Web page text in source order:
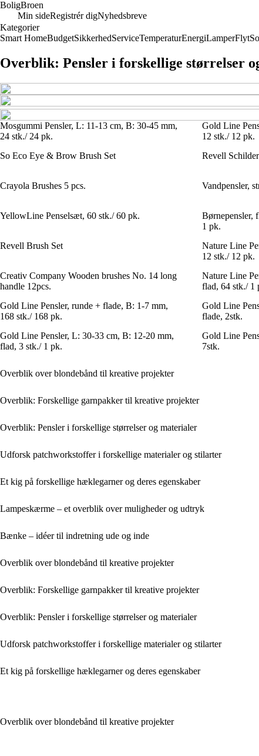
BoligBroen
Min sideRegistrér digNyhedsbreve
Kategorier
Smart HomeBudgetSikkerhedServiceTemperaturEnergiLamperFlyt
Overblik: Pensler i forskellige størrelser
Mosgummi Pensler, L: 11-13 cm, B: 30-45 mm,
24 stk./ 24 pk.
Gold Line
12 stk./ 12 pk.
So Eco Eye & Brow Brush Set
Revell
Crayola Brushes 5 pcs.
Vandpensler,
YellowLine Penselsæt, 60 stk./ 60 pk.
Børnepensler,
1 pk.
Revell Brush Set
Nature Line
12 stk./ 12 pk.
Creativ Company Wooden brushes No. 14 long
handle 12pcs.
Nature Line
flad, 64 stk./ 1
Gold Line Pensler, runde + flade, B: 1-7 mm,
168 stk./ 168 pk.
Gold Line
flade, 2stk.
Gold Line Pensler, L: 30-33 cm, B: 12-20 mm,
flad, 3 stk./ 1 pk.
Gold Line
7stk.
Overblik over blondebånd til kreative projekter
Overblik: Forskellige garnpakker til kreative projekter
Overblik: Pensler i forskellige størrelser og materialer
Udforsk patchworkstoffer i forskellige materialer og stilarter
Et kig på forskellige hæklegarner og deres egenskaber
Lampeskærme – et overblik over muligheder og udtryk
Bænke – idéer til indretning ude og inde
Overblik over blondebånd til kreative projekter
Overblik: Forskellige garnpakker til kreative projekter
Overblik: Pensler i forskellige størrelser og materialer
Udforsk patchworkstoffer i forskellige materialer og stilarter
Et kig på forskellige hæklegarner og deres egenskaber
Overblik over blondebånd til kreative projekter